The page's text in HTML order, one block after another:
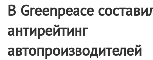
В Greenpeace
антирейтинг
автопроизводителей